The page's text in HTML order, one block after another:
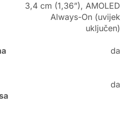
3,4 cm (1,36”), AMOLED
Always-On (uvijek
uključen)
da
da